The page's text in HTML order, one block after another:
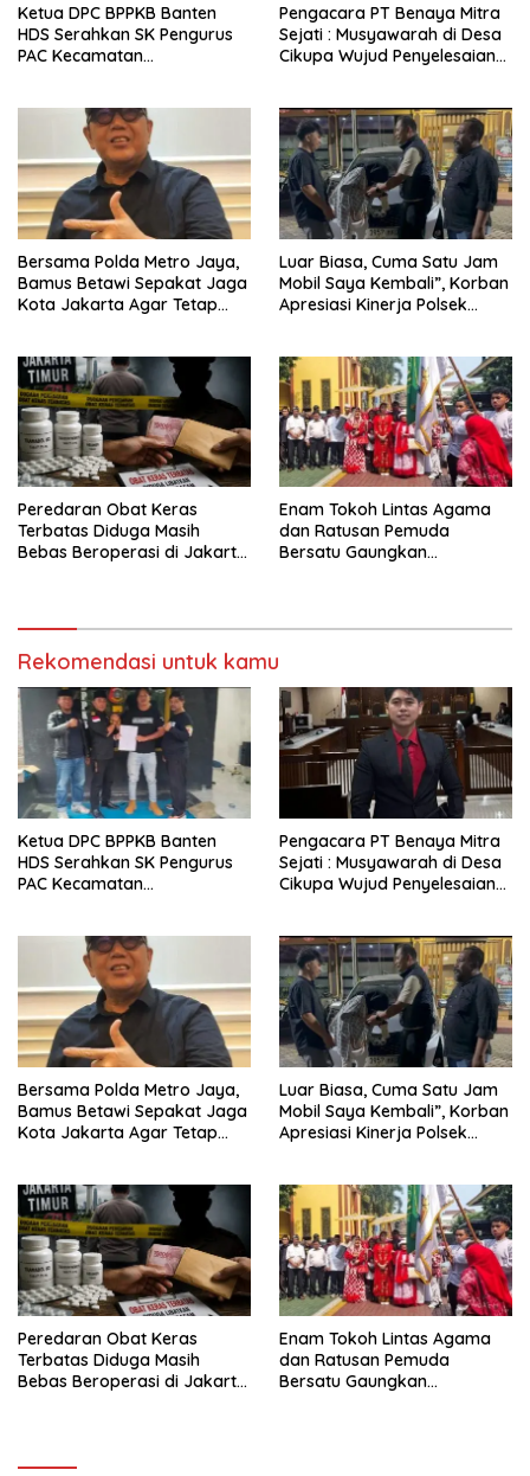
Ketua DPC BPPKB Banten
HDS Serahkan SK Pengurus
PAC Kecamatan
Pengacara PT Benaya Mitra
Sejati : Musyawarah di Desa
Cikupa Wujud Penyelesaian
Bersama Polda Metro Jaya,
Bamus Betawi Sepakat Jaga
Kota Jakarta Agar Tetap
Luar Biasa, Cuma Satu Jam
Mobil Saya Kembali”, Korban
Apresiasi Kinerja Polsek
Peredaran Obat Keras
Terbatas Diduga Masih
Bebas Beroperasi di Jakarta
Enam Tokoh Lintas Agama
dan Ratusan Pemuda
Bersatu Gaungkan
Rekomendasi untuk kamu
Ketua DPC BPPKB Banten
HDS Serahkan SK Pengurus
PAC Kecamatan
Pengacara PT Benaya Mitra
Sejati : Musyawarah di Desa
Cikupa Wujud Penyelesaian
Bersama Polda Metro Jaya,
Bamus Betawi Sepakat Jaga
Kota Jakarta Agar Tetap
Luar Biasa, Cuma Satu Jam
Mobil Saya Kembali”, Korban
Apresiasi Kinerja Polsek
Peredaran Obat Keras
Terbatas Diduga Masih
Bebas Beroperasi di Jakarta
Enam Tokoh Lintas Agama
dan Ratusan Pemuda
Bersatu Gaungkan